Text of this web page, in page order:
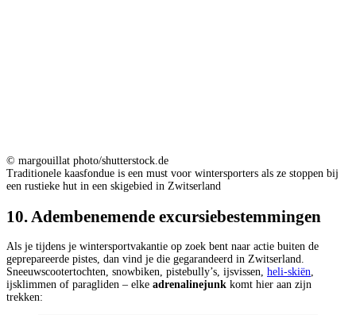
© margouillat photo/shutterstock.de
Traditionele kaasfondue is een must voor wintersporters als ze stoppen bij
een rustieke hut in een skigebied in Zwitserland
10. Adembenemende excursiebestemmingen
Als je tijdens je wintersportvakantie op zoek bent naar actie buiten de
geprepareerde pistes, dan vind je die gegarandeerd in Zwitserland.
Sneeuwscootertochten, snowbiken, pistebully’s, ijsvissen, heli-skiën,
ijsklimmen of paragliden – elke adrenalinejunk komt hier aan zijn
trekken: